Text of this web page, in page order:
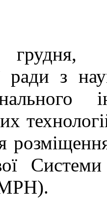
ради з